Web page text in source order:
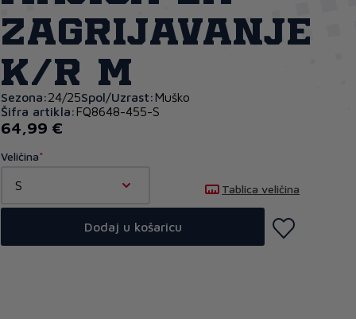
zagrijavanje
k/r M
Sezona:24/25Spol/Uzrast: Muško
Šifra artikla: FQ8648-455-S
64,99 €
Veličina
S Tablica veličina